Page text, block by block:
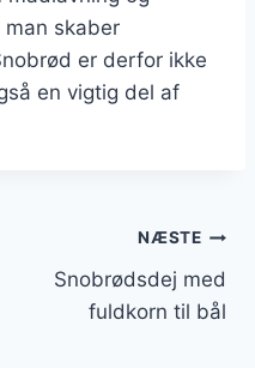
skaber
er derfor ikke
en vigtig del af
NÆSTE
Snobrødsdej med
fuldkorn til bål